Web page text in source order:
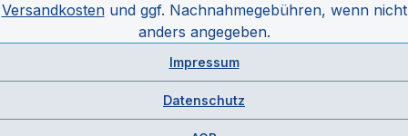
Versandkostenund ggf. Nachnahmegebühren, wenn nicht
anders angegeben.
Impressum
Datenschutz